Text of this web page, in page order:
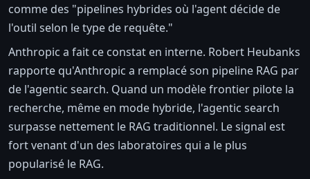
comme des "pipelines hybrides où l'agent décide de
l'outil selon le type de requête."
Anthropic a fait ce constat en interne. Robert Heubanks
rapporte qu'Anthropic a remplacé son pipeline RAG par
de l'agentic search. Quand un modèle frontier pilote la
recherche, même en mode hybride, l'agentic search
surpasse nettement le RAG traditionnel. Le signal est
fort venant d'un des laboratoires qui a le plus
popularisé le RAG.